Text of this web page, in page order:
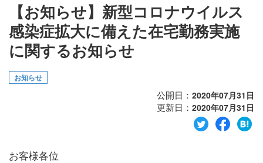
実績・お客様の声
初めて導入をお考えの方
代理店の乗り換えをお考えの方
広告代理店・HP制作会社様へ
お問い合わせ
【お知らせ】新型コロナウイルス
感染症拡大に備えた在宅勤務実施
に関するお知らせ
お知らせ
公開日： 2020年07月31日
更新日： 2020年07月31日
お客様各位